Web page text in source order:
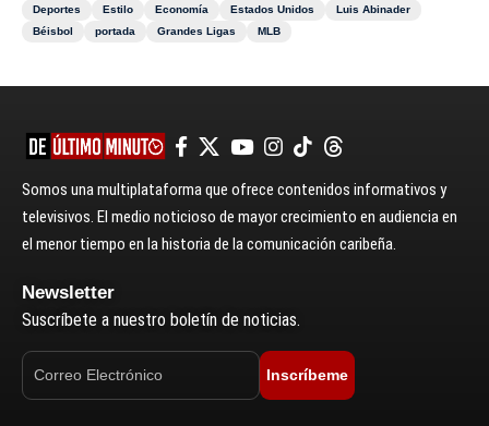
Deportes
Estilo Economía Estados Unidos
Luis Abinader
Béisbol
portada Grandes Ligas MLB
Somos una multiplataforma que ofrece contenidos informativos y
televisivos. El medio noticioso de mayor crecimiento en audiencia en
el menor tiempo en la historia de la comunicación caribeña.
Newsletter
Suscríbete a nuestro boletín de noticias.
Inscríbeme